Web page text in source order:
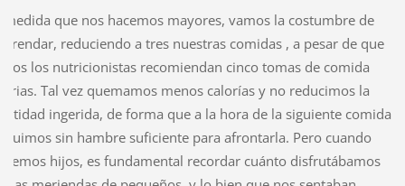
medida que nos hacemos mayores, vamos la costumbre de
reduciendo a tres nuestras comidas , a pesar de que
los nutricionistas recomiendan cinco tomas de comida
Tal vez quemamos menos calorías y no reducimos la
ingerida, de forma que a la hora de la siguiente comida
sin hambre suficiente para afrontarla. Pero cuando
hijos, es fundamental recordar cuánto disfrutábamos